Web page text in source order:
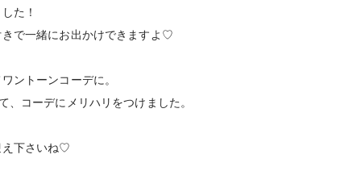
た！
で一緒にお出かけできますよ♡
ントーンコーデに。
コーデにメリハリをつけました。
え下さいね♡